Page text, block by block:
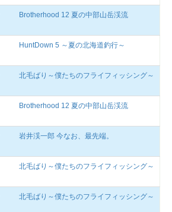
Brotherhood 12 夏の中部山岳渓流
HuntDown 5 ～夏の北海道釣行～
北毛ばり～僕たちのフライフィッシング～
Brotherhood 12 夏の中部山岳渓流
岩井渓一郎 今なお、最先端。
北毛ばり～僕たちのフライフィッシング～
北毛ばり～僕たちのフライフィッシング～